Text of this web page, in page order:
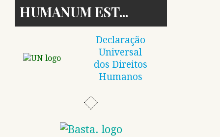
HUMANUM EST
Declaração
Universal
dos Direitos
Humanos